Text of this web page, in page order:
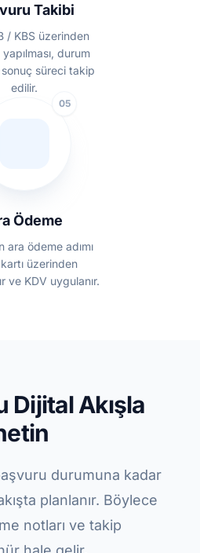
Takibi
/ KBS üzerinden
durum
süreci takip
edilir.
05
Ödeme
ara ödeme adımı
üzerinden
ve KDV uygulanır.
Akışla
durumuna kadar
planlanır. Böylece
notları ve takip